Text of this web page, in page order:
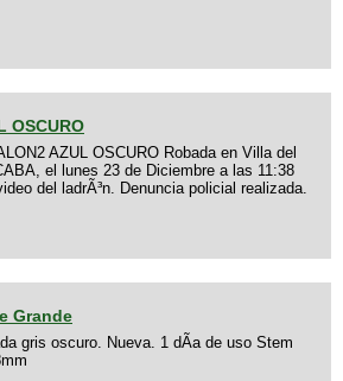
OSCURO
AZUL OSCURO Robada en Villa del
el lunes 23 de Diciembre a las 11:38
del ladrÃ³n. Denuncia policial realizada.
Grande
gris oscuro. Nueva. 1 dÃ­a de uso Stem